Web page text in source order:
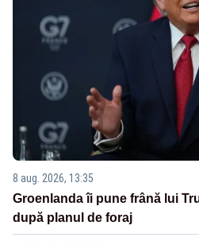
8 aug. 2026, 13:35
Groenlanda îi pune frână lui
după planul de foraj